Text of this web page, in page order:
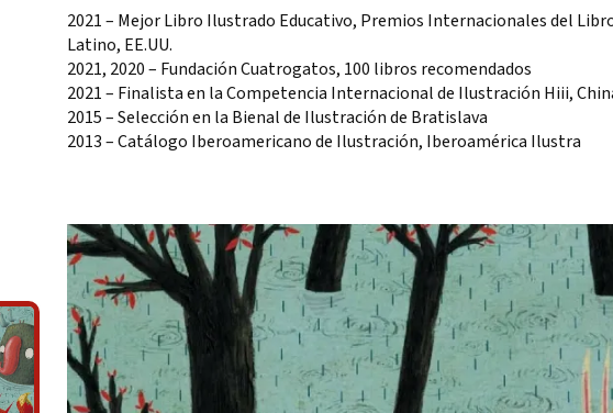
2021 – Mejor Libro Ilustrado Educativo, Premios Internacionales del
Latino, EE.UU.
2021, 2020 – Fundación Cuatrogatos, 100 libros recomendados
2021 – Finalista en la Competencia Internacional de Ilustración Hiii,
2015 – Selección en la Bienal de Ilustración de Bratislava
2013 – Catálogo Iberoamericano de Ilustración, Iberoamérica Ilustra